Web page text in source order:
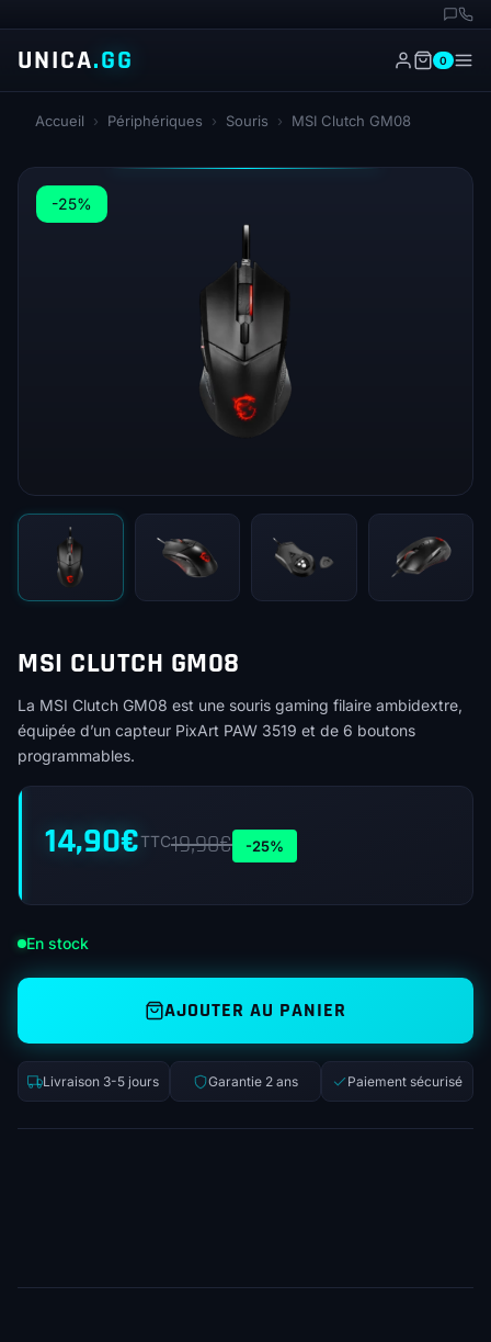
UNICA.GG 0
Accueil › Périphériques › Souris › MSI Clutch GM08
-25%
MSI CLUTCH GM08
La MSI Clutch GM08 est une souris gaming filaire ambidextre,
équipée d’un capteur PixArt PAW 3519 et de 6 boutons
programmables.
14,90€TTC19,90€ -25%
En stock
AJOUTER AU PANIER
Livraison 3-5 jours Garantie 2 ans Paiement sécurisé